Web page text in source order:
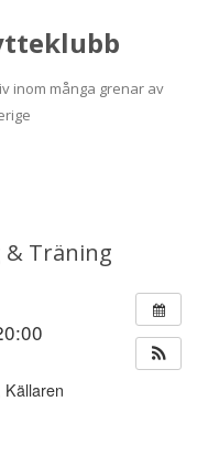
inom många grenar av
Träning
Källaren